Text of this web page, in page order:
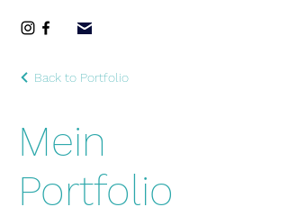
Back to Portfolio
Mein
Portfolio